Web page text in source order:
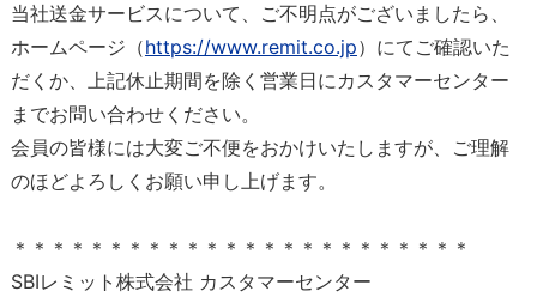
当社送金サービスについて、ご不明点がございましたら、
ホームページ（https://www.remit.co.jp）にてご確認いた
だくか、上記休止期間を除く営業日にカスタマーセンター
までお問い合わせください。
会員の皆様には大変ご不便をおかけいたしますが、ご理解
のほどよろしくお願い申し上げます。
＊＊＊＊＊＊＊＊＊＊＊＊＊＊＊＊＊＊＊＊＊＊＊＊
SBIレミット株式会社 カスタマーセンター